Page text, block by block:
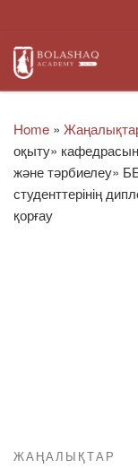
Home »
оқыту»
және тәрбиелеу»
студенттерінің
қорғау
ЖАҢАЛЫҚТАР